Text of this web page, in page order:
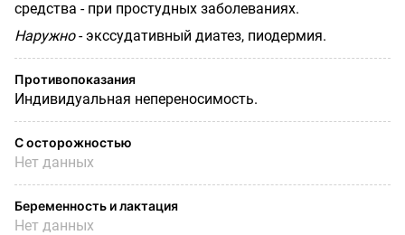
средства - при простудных заболеваниях.
Наружно- экссудативный диатез, пиодермия.
Противопоказания
Индивидуальная непереносимость.
С осторожностью
Нет данных
Беременность и лактация
Нет данных